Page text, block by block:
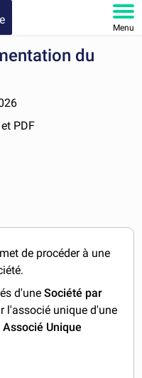
Menu
du
PDF
de procéder à une
d'uneSociété par
l'associé unique d'une
Unique